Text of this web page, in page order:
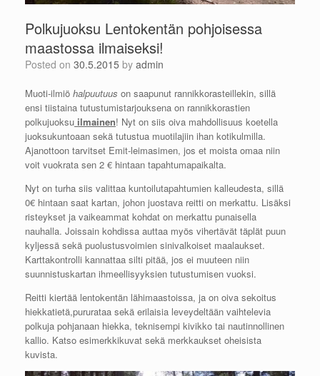
Polkujuoksu Lentokentän pohjoisessa
maastossa ilmaiseksi!
Posted on 30.5.2015 by admin
Muoti-ilmiö halpuutuus on saapunut rannikkorasteillekin, sillä
ensi tiistaina tutustumistarjouksena on rannikkorastien
polkujuoksu ilmainen! Nyt on siis oiva mahdollisuus koetella
juoksukuntoaan sekä tutustua muotilajiin ihan kotikulmilla.
Ajanottoon tarvitset Emit-leimasimen, jos et moista omaa niin
voit vuokrata sen 2 € hintaan tapahtumapaikalta.
Nyt on turha siis valittaa kuntoilutapahtumien kalleudesta, sillä
0€ hintaan saat kartan, johon juostava reitti on merkattu. Lisäksi
risteykset ja vaikeammat kohdat on merkattu punaisella
nauhalla. Joissain kohdissa auttaa myös vihertävät täplät puun
kyljessä sekä puolustusvoimien sinivalkoiset maalaukset.
Karttakontrolli kannattaa silti pitää, jos ei muuteen niin
suunnistuskartan ihmeellisyyksien tutustumisen vuoksi.
Reitti kiertää lentokentän lähimaastoissa, ja on oiva sekoitus
hiekkatietä,pururataa sekä erilaisia leveydeltään vaihtelevia
polkuja pohjanaan hiekka, teknisempi kivikko tai nautinnollinen
kallio. Katso esimerkkikuvat sekä merkkaukset oheisista
kuvista.